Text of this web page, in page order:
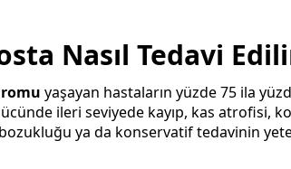
Nasıl Tedavi
yaşayan hastaların yüzde 75 ila
ileri seviyede kayıp, kas atrofisi,
bozukluğu ya da konservatif tedavinin